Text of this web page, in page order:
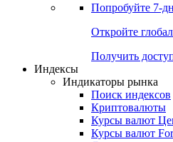
Попробуйте 7-
Откройте
Получить
Индексы
Индикаторы рынка
Поиск индексов
Криптовалюты
Курсы валют
Курсы валют